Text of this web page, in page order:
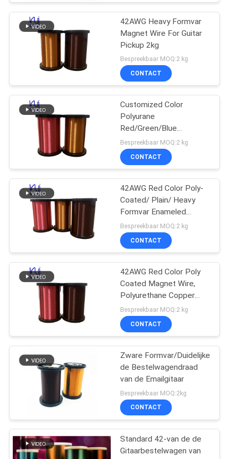
VERZOEK
OM EEN
CITAAT
SITEMAP
PRIVACY
POLICY
Ultra Boete
Geëmailleerde
Koperdraad
De Draad van
Ustclitz
520
FIW-Draad
67
Zelfdraad Plakkend
42AWG Heavy Formvar
Magnet Wire For Guitar
Pickup 2kg
Bespreekbaar MOQ:2 kg
CONTACT
Customized Color
Polyurane
Red/Green/Blue
Enameled Copper Wire
For Guitar
Bespreekbaar MOQ:2 kg
CONTACT
42AWG Red Color Poly-
Coated/ Plain/ Heavy
Formvar Enameled
Copper Wire For Guitar
Bespreekbaar MOQ:2 kg
CONTACT
42AWG Red Color Poly
Coated Magnet Wire,
Polyurethane Copper
Wire for Guitar
Bespreekbaar MOQ:2 kg
CONTACT
Zware Formvar/Duidelijke
de Bestelwagendraad
van de Emailgitaar
Bespreekbaar MOQ:2kg
CONTACT
Standard 42-van de de
Gitaarbestelwagen van